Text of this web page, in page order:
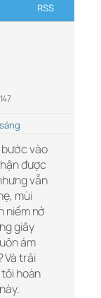
RSS
vào
được
vẫn
mùi
niềm nở
giây
ám
Và trải
hoàn